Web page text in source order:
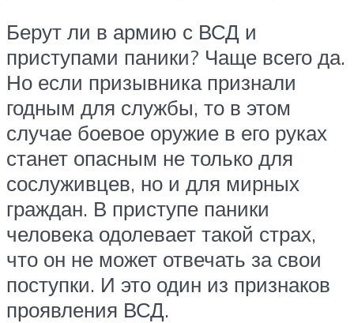
Берут ли в армию с ВСД и
приступами паники? Чаще всего да.
Но если призывника признали
годным для службы, то в этом
случае боевое оружие в его руках
станет опасным не только для
сослуживцев, но и для мирных
граждан. В приступе паники
человека одолевает такой страх,
что он не может отвечать за свои
поступки. И это один из признаков
проявления ВСД.